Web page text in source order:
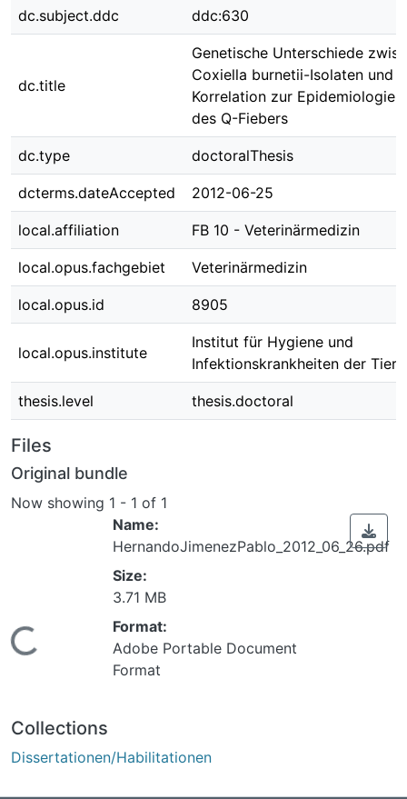
dc.subject.ddc ddc:630
dc.title
Genetische Unterschiede
Coxiella burnetii-Isolaten und
Korrelation zur Epidemiologie
des Q-Fiebers
dc.type doctoralThesis
dcterms.dateAccepted 2012-06-25
local.affiliation FB 10 - Veterinärmedizin
local.opus.fachgebiet Veterinärmedizin
local.opus.id 8905
local.opus.institute
Institut für Hygiene und
Infektionskrankheiten der Tiere
thesis.level thesis.doctoral
Files
Original bundle
Now showing 1 - 1 of 1
Loading...
Name:
HernandoJimenezPablo_2012_06_26.pdf
Size:
3.71 MB
Format:
Adobe Portable Document
Format
Collections
Dissertationen/Habilitationen